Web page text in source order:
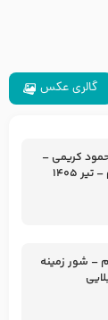
گالری عکس
کریمی –
شهادت حضرت رقیه علیها السلام – تیر ۱۴۰۵
– شور زمینه
– کربلایی